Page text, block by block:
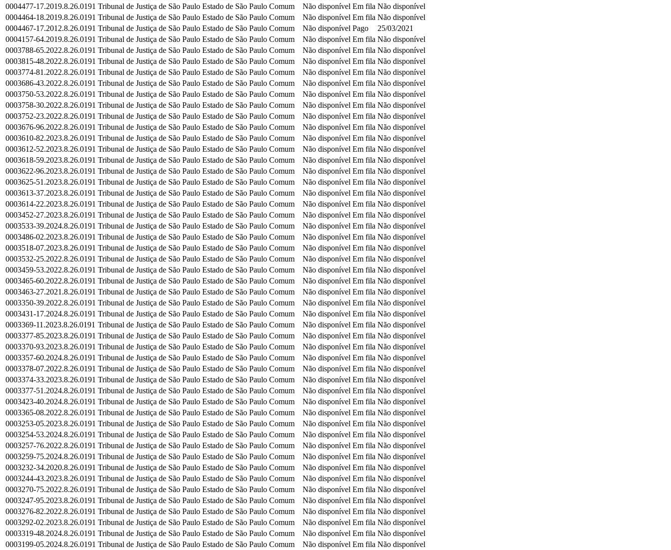
0004477-17.2019.8.26.0191 Tribunal de Justiça de São Paulo Estado de São Paulo Comum Não disponível Em fila Não disponível
0004464-18.2019.8.26.0191 Tribunal de Justiça de São Paulo Estado de São Paulo Comum Não disponível Em fila Não disponível
0004467-17.2012.8.26.0191 Tribunal de Justiça de São Paulo Estado de São Paulo Comum Não disponível Pago
25/03/2021
0004157-64.2019.8.26.0191 Tribunal de Justiça de São Paulo Estado de São Paulo Comum Não disponível Em fila Não disponível
0003788-65.2022.8.26.0191 Tribunal de Justiça de São Paulo Estado de São Paulo Comum Não disponível Em fila Não disponível
0003815-48.2022.8.26.0191 Tribunal de Justiça de São Paulo Estado de São Paulo Comum Não disponível Em fila Não disponível
0003774-81.2022.8.26.0191 Tribunal de Justiça de São Paulo Estado de São Paulo Comum Não disponível Em fila Não disponível
0003686-43.2022.8.26.0191 Tribunal de Justiça de São Paulo Estado de São Paulo Comum Não disponível Em fila Não disponível
0003750-53.2022.8.26.0191 Tribunal de Justiça de São Paulo Estado de São Paulo Comum Não disponível Em fila Não disponível
0003758-30.2022.8.26.0191 Tribunal de Justiça de São Paulo Estado de São Paulo Comum Não disponível Em fila Não disponível
0003752-23.2022.8.26.0191 Tribunal de Justiça de São Paulo Estado de São Paulo Comum Não disponível Em fila Não disponível
0003676-96.2022.8.26.0191 Tribunal de Justiça de São Paulo Estado de São Paulo Comum Não disponível Em fila Não disponível
0003610-82.2023.8.26.0191 Tribunal de Justiça de São Paulo Estado de São Paulo Comum Não disponível Em fila Não disponível
0003612-52.2023.8.26.0191 Tribunal de Justiça de São Paulo Estado de São Paulo Comum Não disponível Em fila Não disponível
0003618-59.2023.8.26.0191 Tribunal de Justiça de São Paulo Estado de São Paulo Comum Não disponível Em fila Não disponível
0003622-96.2023.8.26.0191 Tribunal de Justiça de São Paulo Estado de São Paulo Comum Não disponível Em fila Não disponível
0003625-51.2023.8.26.0191 Tribunal de Justiça de São Paulo Estado de São Paulo Comum Não disponível Em fila Não disponível
0003613-37.2023.8.26.0191 Tribunal de Justiça de São Paulo Estado de São Paulo Comum Não disponível Em fila Não disponível
0003614-22.2023.8.26.0191 Tribunal de Justiça de São Paulo Estado de São Paulo Comum Não disponível Em fila Não disponível
0003452-27.2023.8.26.0191 Tribunal de Justiça de São Paulo Estado de São Paulo Comum Não disponível Em fila Não disponível
0003533-39.2024.8.26.0191 Tribunal de Justiça de São Paulo Estado de São Paulo Comum Não disponível Em fila Não disponível
0003486-02.2023.8.26.0191 Tribunal de Justiça de São Paulo Estado de São Paulo Comum Não disponível Em fila Não disponível
0003518-07.2023.8.26.0191 Tribunal de Justiça de São Paulo Estado de São Paulo Comum Não disponível Em fila Não disponível
0003532-25.2022.8.26.0191 Tribunal de Justiça de São Paulo Estado de São Paulo Comum Não disponível Em fila Não disponível
0003459-53.2022.8.26.0191 Tribunal de Justiça de São Paulo Estado de São Paulo Comum Não disponível Em fila Não disponível
0003465-60.2022.8.26.0191 Tribunal de Justiça de São Paulo Estado de São Paulo Comum Não disponível Em fila Não disponível
0003463-27.2021.8.26.0191 Tribunal de Justiça de São Paulo Estado de São Paulo Comum Não disponível Em fila Não disponível
0003350-39.2022.8.26.0191 Tribunal de Justiça de São Paulo Estado de São Paulo Comum Não disponível Em fila Não disponível
0003431-17.2024.8.26.0191 Tribunal de Justiça de São Paulo Estado de São Paulo Comum Não disponível Em fila Não disponível
0003369-11.2023.8.26.0191 Tribunal de Justiça de São Paulo Estado de São Paulo Comum Não disponível Em fila Não disponível
0003377-85.2023.8.26.0191 Tribunal de Justiça de São Paulo Estado de São Paulo Comum Não disponível Em fila Não disponível
0003370-93.2023.8.26.0191 Tribunal de Justiça de São Paulo Estado de São Paulo Comum Não disponível Em fila Não disponível
0003357-60.2024.8.26.0191 Tribunal de Justiça de São Paulo Estado de São Paulo Comum Não disponível Em fila Não disponível
0003378-07.2022.8.26.0191 Tribunal de Justiça de São Paulo Estado de São Paulo Comum Não disponível Em fila Não disponível
0003374-33.2023.8.26.0191 Tribunal de Justiça de São Paulo Estado de São Paulo Comum Não disponível Em fila Não disponível
0003377-51.2024.8.26.0191 Tribunal de Justiça de São Paulo Estado de São Paulo Comum Não disponível Em fila Não disponível
0003423-40.2024.8.26.0191 Tribunal de Justiça de São Paulo Estado de São Paulo Comum Não disponível Em fila Não disponível
0003365-08.2022.8.26.0191 Tribunal de Justiça de São Paulo Estado de São Paulo Comum Não disponível Em fila Não disponível
0003253-05.2023.8.26.0191 Tribunal de Justiça de São Paulo Estado de São Paulo Comum Não disponível Em fila Não disponível
0003254-53.2024.8.26.0191 Tribunal de Justiça de São Paulo Estado de São Paulo Comum Não disponível Em fila Não disponível
0003257-76.2022.8.26.0191 Tribunal de Justiça de São Paulo Estado de São Paulo Comum Não disponível Em fila Não disponível
0003259-75.2024.8.26.0191 Tribunal de Justiça de São Paulo Estado de São Paulo Comum Não disponível Em fila Não disponível
0003232-34.2020.8.26.0191 Tribunal de Justiça de São Paulo Estado de São Paulo Comum Não disponível Em fila Não disponível
0003244-43.2023.8.26.0191 Tribunal de Justiça de São Paulo Estado de São Paulo Comum Não disponível Em fila Não disponível
0003270-75.2022.8.26.0191 Tribunal de Justiça de São Paulo Estado de São Paulo Comum Não disponível Em fila Não disponível
0003247-95.2023.8.26.0191 Tribunal de Justiça de São Paulo Estado de São Paulo Comum Não disponível Em fila Não disponível
0003276-82.2022.8.26.0191 Tribunal de Justiça de São Paulo Estado de São Paulo Comum Não disponível Em fila Não disponível
0003292-02.2023.8.26.0191 Tribunal de Justiça de São Paulo Estado de São Paulo Comum Não disponível Em fila Não disponível
0003319-48.2024.8.26.0191 Tribunal de Justiça de São Paulo Estado de São Paulo Comum Não disponível Em fila Não disponível
0003199-05.2024.8.26.0191 Tribunal de Justiça de São Paulo Estado de São Paulo Comum Não disponível Em fila Não disponível